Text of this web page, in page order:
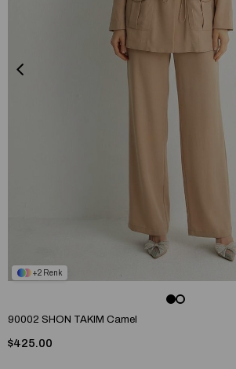
2
90002 SHON TAKIM Camel
$425.00